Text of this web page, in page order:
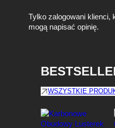
Tylko zalogowani klienci,
mogą napisać opinię.
WSZYSTKIE